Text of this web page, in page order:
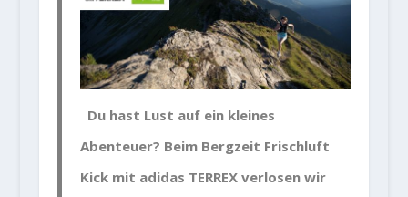
Du hast Lust auf ein kleines
Abenteuer? Beim Bergzeit Frischluft
Kick mit adidas TERREX verlosen wir